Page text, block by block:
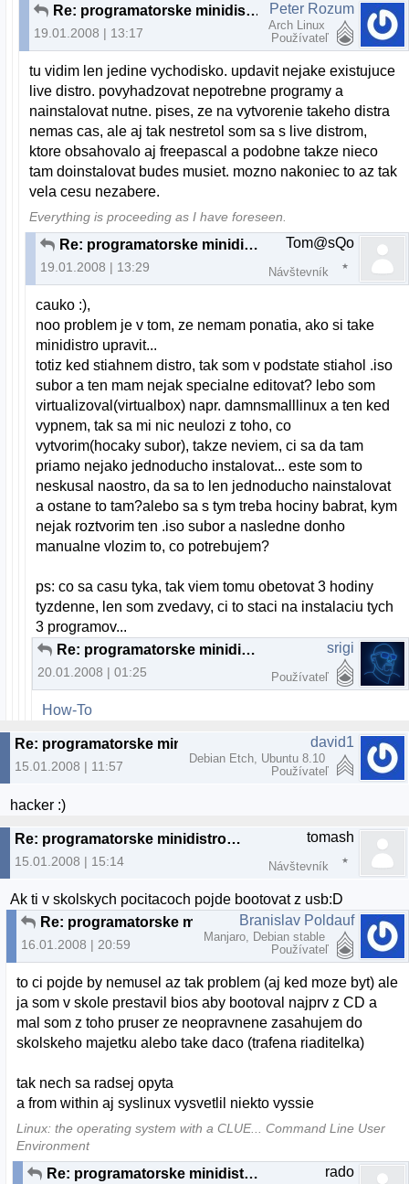
Re: programatorske minidistro na USB
19.01.2008 | 13:17
Peter Rozum
Arch Linux
Používateľ
tu vidim len jedine vychodisko. updavit nejake existujuce
live distro. povyhadzovat nepotrebne programy a
nainstalovat nutne. pises, ze na vytvorenie takeho distra
nemas cas, ale aj tak nestretol som sa s live distrom,
ktore obsahovalo aj freepascal a podobne takze nieco
tam doinstalovat budes musiet. mozno nakoniec to az tak
vela cesu nezabere.
Everything is proceeding as I have foreseen.
Re: programatorske minidistro na USB
19.01.2008 | 13:29
Tom@sQo
Návštevník
cauko :),
noo problem je v tom, ze nemam ponatia, ako si take
minidistro upravit...
totiz ked stiahnem distro, tak som v podstate stiahol .iso
subor a ten mam nejak specialne editovat? lebo som
virtualizoval(virtualbox) napr. damnsmalllinux a ten ked
vypnem, tak sa mi nic neulozi z toho, co
vytvorim(hocaky subor), takze neviem, ci sa da tam
priamo nejako jednoducho instalovat... este som to
neskusal naostro, da sa to len jednoducho nainstalovat
a ostane to tam?alebo sa s tym treba hociny babrat, kym
nejak roztvorim ten .iso subor a nasledne donho
manualne vlozim to, co potrebujem?
ps: co sa casu tyka, tak viem tomu obetovat 3 hodiny
tyzdenne, len som zvedavy, ci to staci na instalaciu tych
3 programov...
Re: programatorske minidistro na USB
20.01.2008 | 01:25
srigi
Používateľ
How-To
15.01.2008 | 11:57
david1
Debian Etch, Ubuntu 8.10
Používateľ
hacker :)
Re: programatorske minidistro na USB
15.01.2008 | 15:14
tomash
Návštevník
Ak ti v skolskych pocitacoch pojde bootovat z usb:D
Re: programatorske minidistro na USB
16.01.2008 | 20:59
Branislav Poldauf
Manjaro, Debian stable
Používateľ
to ci pojde by nemusel az tak problem (aj ked moze byt) ale
ja som v skole prestavil bios aby bootoval najprv z CD a
mal som z toho pruser ze neopravnene zasahujem do
skolskeho majetku alebo take daco (trafena riaditelka)
tak nech sa radsej opyta
a from within aj syslinux vysvetlil niekto vyssie
Linux: the operating system with a CLUE... Command Line User
Environment
Re: programatorske minidistro na USB rado